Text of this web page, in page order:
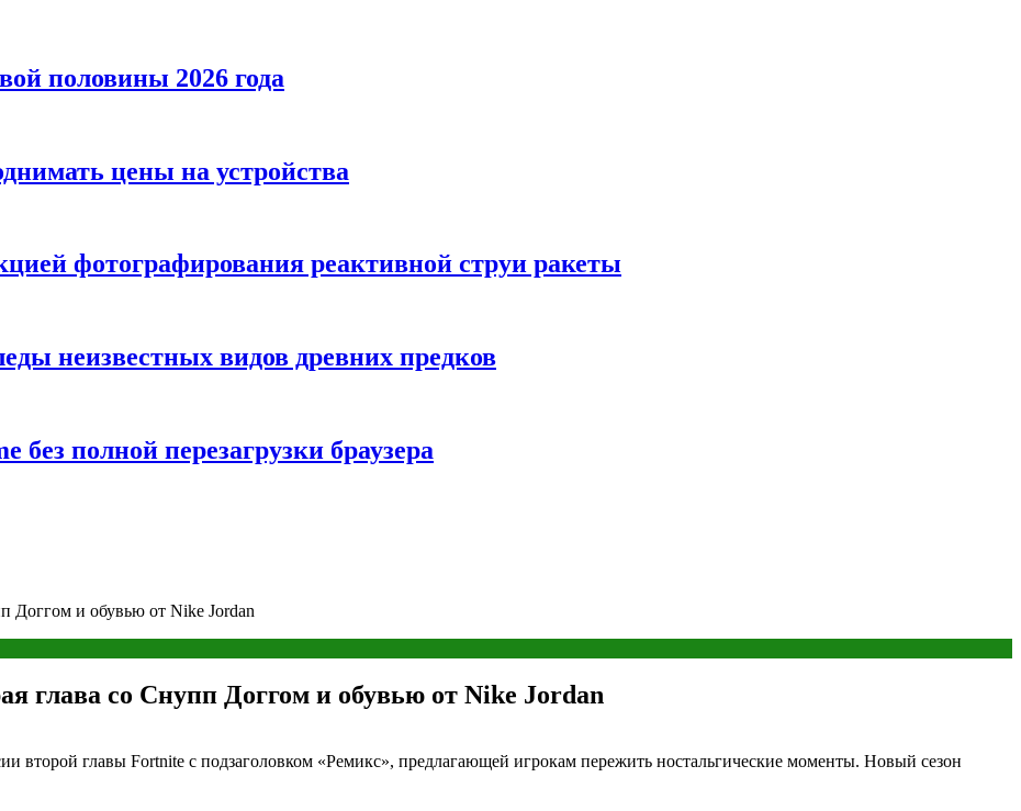
половины 2026 года
цены на устройства
фотографирования реактивной струи ракеты
неизвестных видов древних предков
без полной перезагрузки браузера
Доггом и обувью от Nike Jordan
глава со Снупп Доггом и обувью от Nike Jordan
второй главы Fortnite с подзаголовком «Ремикс», предлагающей игрокам пережить ностальгические моменты. Новый сезон